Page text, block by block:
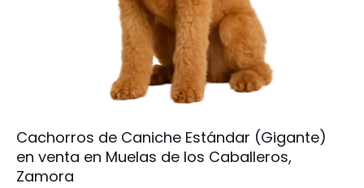
Cachorros de Caniche Estándar (Gigante)
en venta en Muelas de los Caballeros,
Zamora